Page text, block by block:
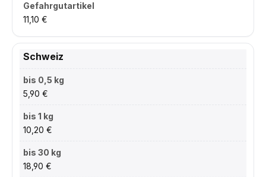
11,10 €
Schweiz
5,90 €
10,20 €
18,90 €